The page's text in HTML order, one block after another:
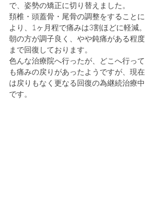
で、姿勢の矯正に切り替えました。
頚椎・頭蓋骨・尾骨の調整をすることに
より、1ヶ月程で痛みは3割ほどに軽減。
朝の方が調子良く、やや鈍痛がある程度
まで回復しております。
色んな治療院へ行ったが、どこへ行って
も痛みの戻りがあったようですが、現在
は戻りもなく更なる回復の為継続治療中
です。